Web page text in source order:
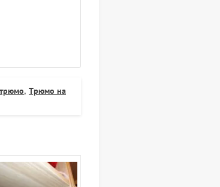
, Трюмо на